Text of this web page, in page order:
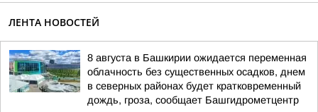
ЛЕНТА НОВОСТЕЙ
8 августа в Башкирии ожидается переменная
облачность без существенных осадков, днем
в северных районах будет кратковременный
дождь, гроза, сообщает Башгидрометцентр